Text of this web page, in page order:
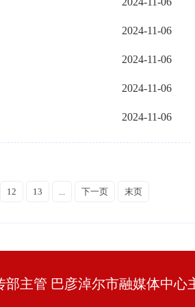
2024-11-06
2024-11-06
2024-11-06
2024-11-06
12 13 ... 下一页 末页
部主管 巴彦淖尔市融媒体中心